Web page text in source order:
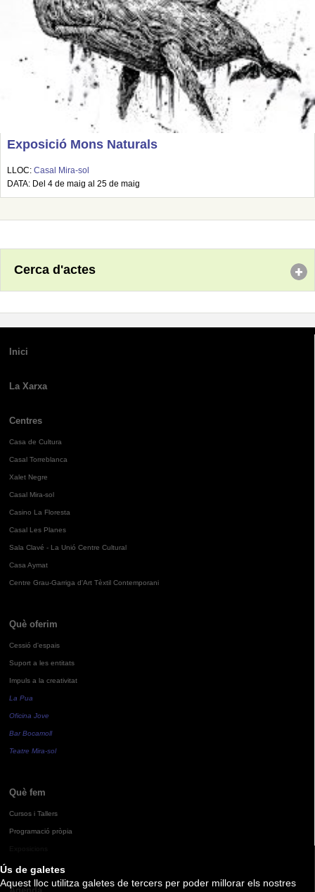
Ús de galetes
Aquest lloc utilitza galetes de tercers per poder millorar els nostres
Exposició Mons Naturals
LLOC: Casal Mira-sol
DATA: Del 4 de maig al 25 de maig
Cerca d'actes
Inici
La Xarxa
Centres
Casa de Cultura
Casal Torreblanca
Xalet Negre
Casal Mira-sol
Casino La Floresta
Casal Les Planes
Sala Clavé - La Unió Centre Cultural
Casa Aymat
Centre Grau-Garriga d'Art Tèxtil Contemporani
Què oferim
Cessió d'espais
Suport a les entitats
Impuls a la creativitat
La Pua
Oficina Jove
Bar Bocamoll
Teatre Mira-sol
Què fem
Cursos i Tallers
Programació pròpia